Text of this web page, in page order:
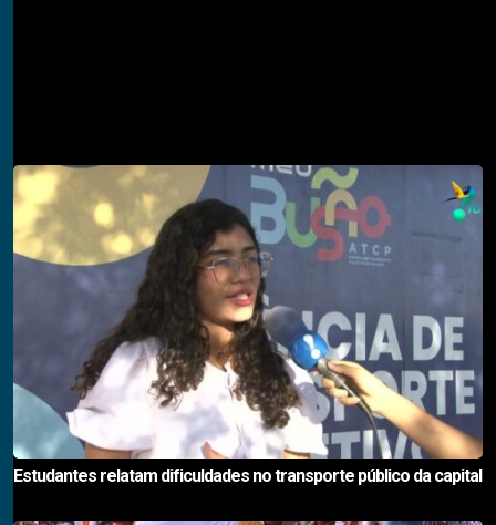
Estudantes relatam dificuldades no transporte público da capital